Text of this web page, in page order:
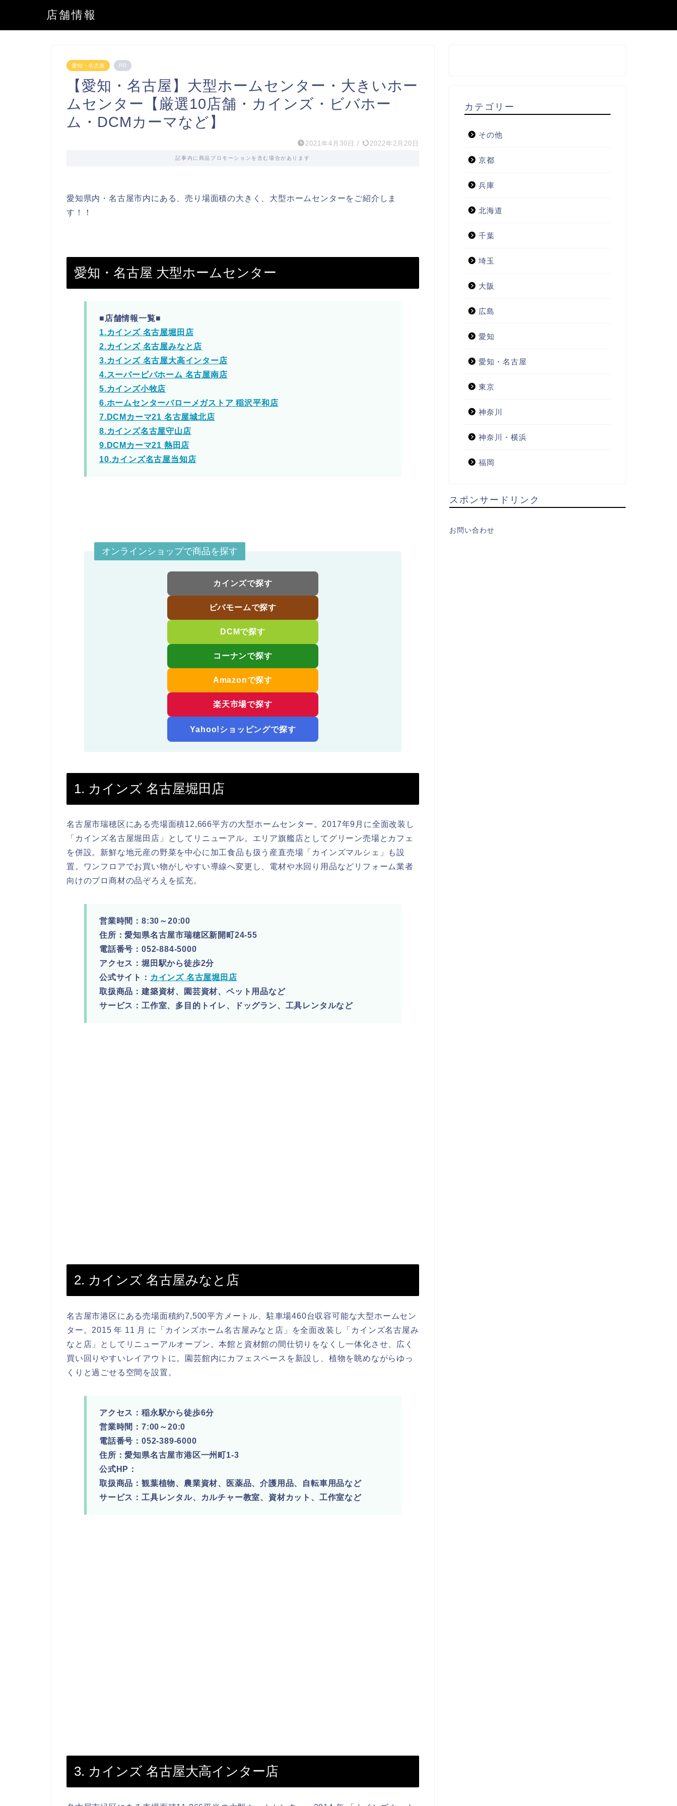
店舗情報
愛知・名古屋 PR
【愛知・名古屋】大型ホームセンター・大きいホー
ムセンター【厳選10店舗・カインズ・ビバホー
ム・DCMカーマなど】
2021年4月30日 / 2022年2月20日
記事内に商品プロモーションを含む場合があります
愛知県内・名古屋市内にある、売り場面積の大きく、大型ホームセンターをご紹介しま
す！！
愛知・名古屋 大型ホームセンター
■店舗情報一覧■
1.カインズ 名古屋堀田店
2.カインズ 名古屋みなと店
3.カインズ 名古屋大高インター店
4.スーパービバホーム 名古屋南店
5.カインズ小牧店
6.ホームセンターバローメガストア 稲沢平和店
7.DCMカーマ21 名古屋城北店
8.カインズ名古屋守山店
9.DCMカーマ21 熱田店
10.カインズ名古屋当知店
オンラインショップで商品を探す
カインズで探す
ビバモームで探す
DCMで探す
コーナンで探す
Amazonで探す
楽天市場で探す
Yahoo!ショッピングで探す
1. カインズ 名古屋堀田店
名古屋市瑞穂区にある売場面積12,666平方の大型ホームセンター。2017年9月に全面改装し
「カインズ名古屋堀田店」としてリニューアル。エリア旗艦店としてグリーン売場とカフェ
を併設。新鮮な地元産の野菜を中心に加工食品も扱う産直売場「カインズマルシェ」も設
置。ワンフロアでお買い物がしやすい導線へ変更し、電材や水回り用品などリフォーム業者
向けのプロ商材の品ぞろえを拡充。
営業時間：8:30～20:00
住所：愛知県名古屋市瑞穂区新開町24-55
電話番号：052-884-5000
アクセス：堀田駅から徒歩2分
公式サイト： カインズ 名古屋堀田店
取扱商品：建築資材、園芸資材、ペット用品など
サービス：工作室、多目的トイレ、ドッグラン、工具レンタルなど
2. カインズ 名古屋みなと店
名古屋市港区にある売場面積約7,500平方メートル、駐車場460台収容可能な大型ホームセン
ター。2015 年 11 月 に「カインズホーム名古屋みなと店」を全面改装し「カインズ名古屋み
なと店」としてリニューアルオープン。本館と資材館の間仕切りをなくし一体化させ、広く
買い回りやすいレイアウトに。園芸館内にカフェスペースを新設し、植物を眺めながらゆっ
くりと過ごせる空間を設置。
アクセス：稲永駅から徒歩6分
営業時間：7:00～20:0
電話番号：052-389-6000
住所：愛知県名古屋市港区一州町1-3
公式HP：
取扱商品：観葉植物、農業資材、医薬品、介護用品、自転車用品など
サービス：工具レンタル、カルチャー教室、資材カット、工作室など
3. カインズ 名古屋大高インター店
カテゴリー
その他
京都
兵庫
北海道
千葉
埼玉
大阪
広島
愛知
愛知・名古屋
東京
神奈川
神奈川・横浜
福岡
スポンサードリンク
お問い合わせ